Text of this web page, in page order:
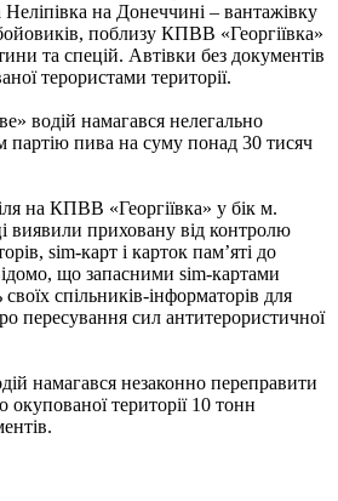
на Донеччині – вантажівку
поблизу КПВВ «Георгіївка»
та спецій. Автівки без документів
терористами території.
водій намагався нелегально
партію пива на суму понад 30 тисяч
на КПВВ «Георгіївка» у бік м.
виявили приховану від контролю
sim-карт і карток пам’яті до
що запасними sim-картами
спільників-інформаторів для
пересування сил антитерористичної
намагався незаконно переправити
окупованої території 10 тонн